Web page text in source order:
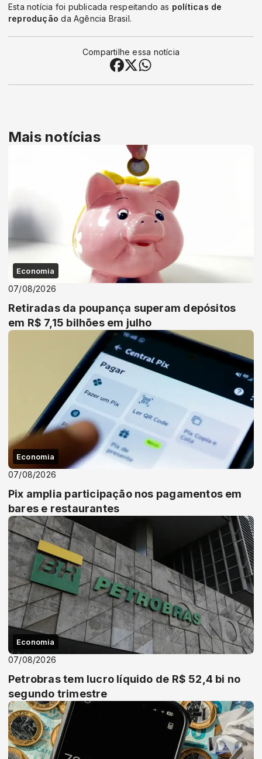
Esta notícia foi publicada respeitando as políticas de
reprodução da Agência Brasil.
Compartilhe essa notícia
Mais notícias
Economia
07/08/2026
Retiradas da poupança superam depósitos
em R$ 7,15 bilhões em julho
Economia
07/08/2026
Pix amplia participação nos pagamentos em
bares e restaurantes
Economia
07/08/2026
Petrobras tem lucro líquido de R$ 52,4 bi no
segundo trimestre